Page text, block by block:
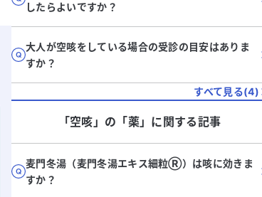
したらよいですか？
大人が空咳をしている場合の受診の目安はありま
すか？
すべて見る(4)
「空咳」 の「薬」に関する記事
麦門冬湯（麦門冬湯エキス細粒Ⓡ️）は咳に効きま
すか？